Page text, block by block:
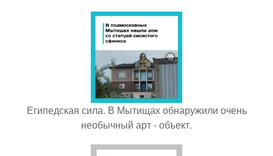
Египедская сила. В Мытищах обнаружили очень
необычный арт - объект.